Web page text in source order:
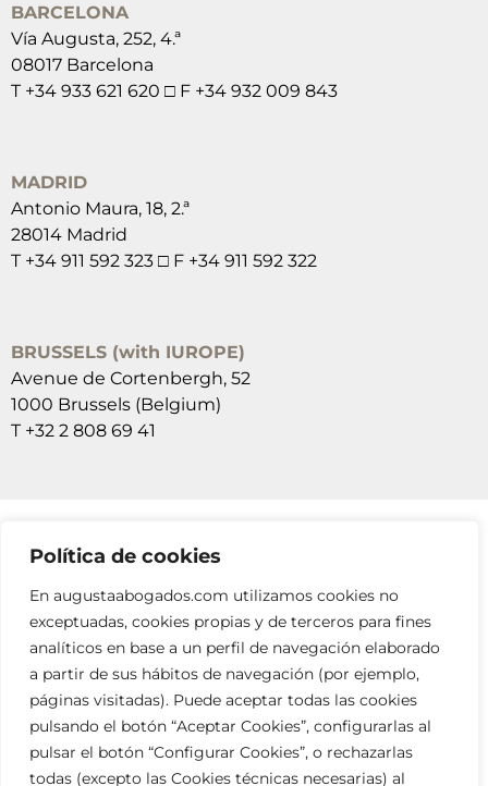
Política de cookies
En augustaabogados.com utilizamos cookies no
exceptuadas, cookies propias y de terceros para fines
analíticos en base a un perfil de navegación elaborado
a partir de sus hábitos de navegación (por ejemplo,
páginas visitadas). Puede aceptar todas las cookies
pulsando el botón “Aceptar Cookies”, configurarlas al
pulsar el botón “Configurar Cookies”, o rechazarlas
todas (excepto las Cookies técnicas necesarias) al
BARCELONA
Vía Augusta, 252, 4.ª
08017 Barcelona
T +34 933 621 620 □ F +34 932 009 843
MADRID
Antonio Maura, 18, 2.ª
28014 Madrid
T +34 911 592 323 □ F +34 911 592 322
BRUSSELS (with IUROPE)
Avenue de Cortenbergh, 52
1000 Brussels (Belgium)
T +32 2 808 69 41
SUSCRÍBETE A NUESTRAS NEWSLETTERS
RELLENA EL FORMULARIO